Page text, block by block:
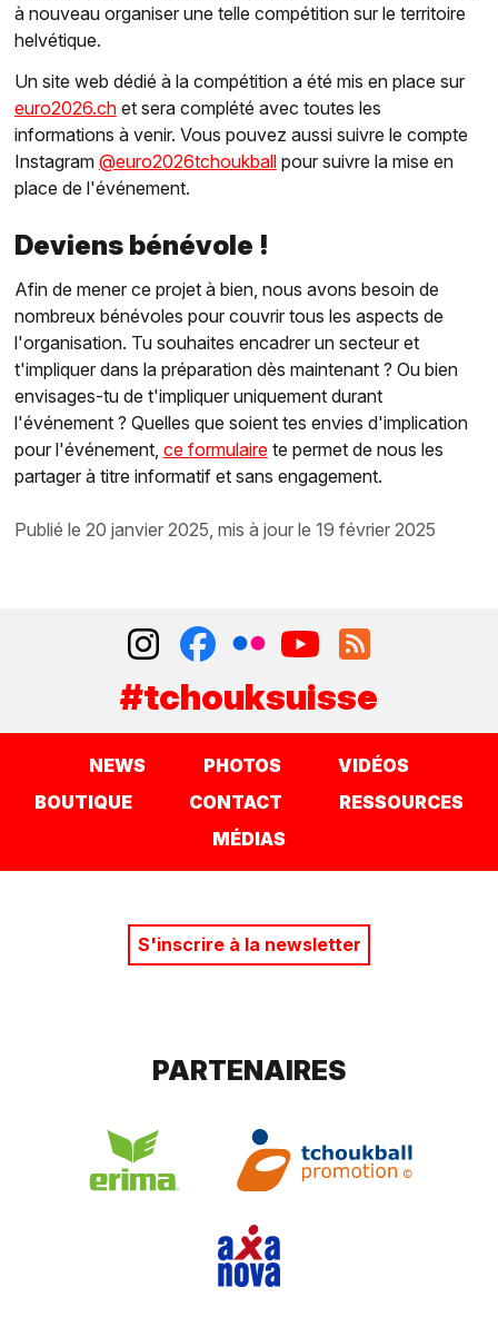
à nouveau organiser une telle compétition sur le territoire
helvétique.
Un site web dédié à la compétition a été mis en place sur
euro2026.chet sera complété avec toutes les
informations à venir. Vous pouvez aussi suivre le compte
Instagram @euro2026tchoukballpour suivre la mise en
place de l'événement.
Deviens bénévole !
Afin de mener ce projet à bien, nous avons besoin de
nombreux bénévoles pour couvrir tous les aspects de
l'organisation. Tu souhaites encadrer un secteur et
t'impliquer dans la préparation dès maintenant ? Ou bien
envisages-tu de t'impliquer uniquement durant
l'événement ? Quelles que soient tes envies d'implication
pour l'événement, ce formulairete permet de nous les
partager à titre informatif et sans engagement.
publié le 20 janvier 2025, mis à jour le 19 février 2025
#tchouksuisse
NEWS PHOTOS
VIDÉOS
BOUTIQUE
CONTACT
RESSOURCES
MÉDIAS
S'inscrire à la newsletter
PARTENAIRES